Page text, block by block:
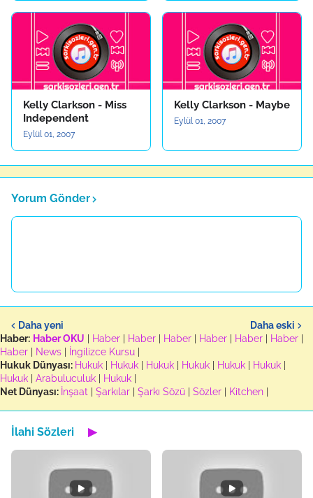
Kelly Clarkson - Miss
Independent
Eylül 01, 2007
Kelly Clarkson - Maybe
Eylül 01, 2007
Yorum Gönder
Daha yeni
Daha eski
Haber: Haber OKU Haber Haber Haber Haber Haber Haber
Haber
News İngilizce Kursu
Hukuk Dünyası: Hukuk Hukuk Hukuk Hukuk Hukuk Hukuk
Hukuk
Arabuluculuk Hukuk
Net Dünyası: İnşaat Şarkılar Şarkı Sözü Sözler Kitchen
İlahi Sözleri ▶